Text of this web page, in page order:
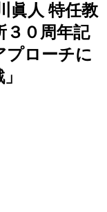
眞人 特任教
０周年記
プローチに